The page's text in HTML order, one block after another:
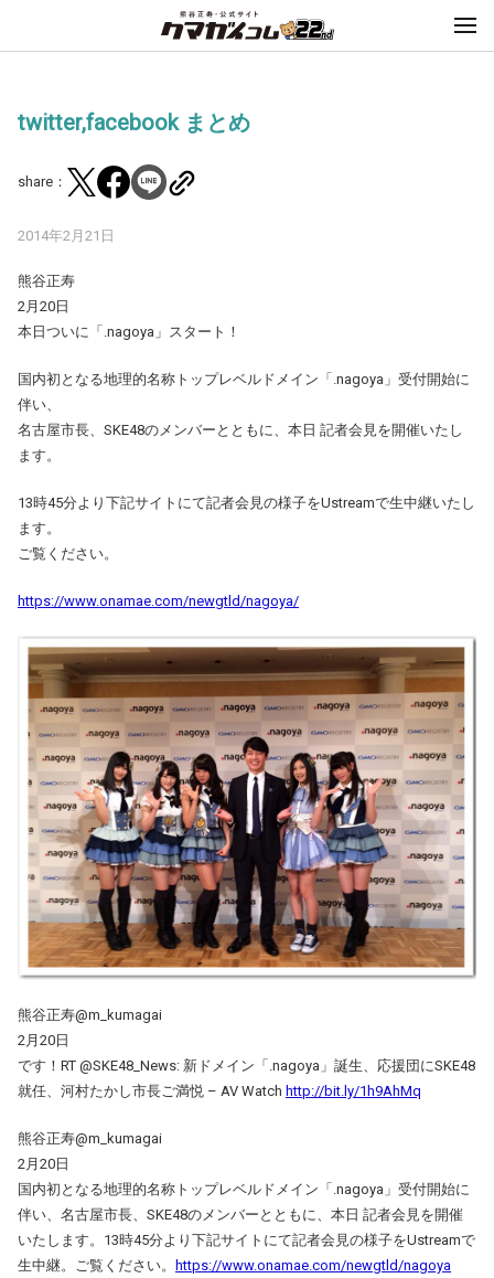
twitter,facebook まとめ
share：
2014年2月21日
熊谷正寿
2月20日
本日ついに「.nagoya」スタート！
国内初となる地理的名称トップレベルドメイン「.nagoya」受付開始に
伴い、
名古屋市長、SKE48のメンバーとともに、本日 記者会見を開催いたし
ます。
13時45分より下記サイトにて記者会見の様子をUstreamで生中継いたし
ます。
ご覧ください。
https://www.onamae.com/newgtld/nagoya/
熊谷正寿@m_kumagai
2月20日
です！RT @SKE48_News: 新ドメイン「.nagoya」誕生、応援団にSKE48
就任、河村たかし市長ご満悦 – AV Watch http://bit.ly/1h9AhMq
熊谷正寿@m_kumagai
2月20日
国内初となる地理的名称トップレベルドメイン「.nagoya」受付開始に
伴い、名古屋市長、SKE48のメンバーとともに、本日 記者会見を開催
いたします。13時45分より下記サイトにて記者会見の様子をUstreamで
生中継。ご覧ください。
https://www.onamae.com/newgtld/nagoya